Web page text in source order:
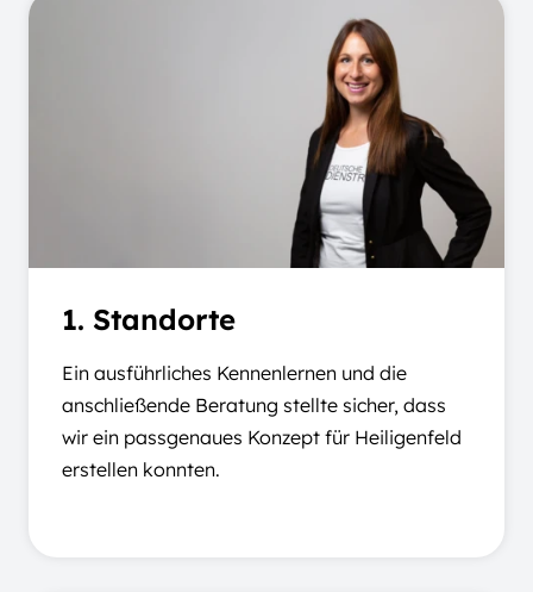
1. Standorte
Ein ausführliches Kennenlernen und die
anschließende Beratung stellte sicher, dass
wir ein passgenaues Konzept für Heiligenfeld
erstellen konnten.